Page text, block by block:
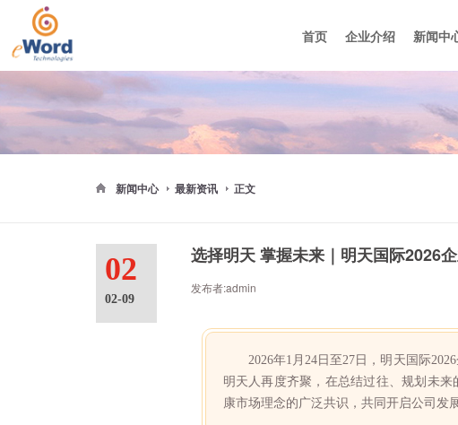
首页 企业介绍 新闻中
新闻中心 最新资讯 正文
02
02-09
选择明天 掌握未来｜明天国际2026
发布者:admin
2026年1月24日至27日，明天国际
明天人再度齐聚，在总结过往、规划未
康市场理念的广泛共识，共同开启公司发